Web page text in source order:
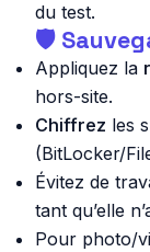
du test.
🛡️
Appliquez la
hors-site.
Chiffrez les
(BitLocker/
Évitez de
tant qu’elle
Pour photo/